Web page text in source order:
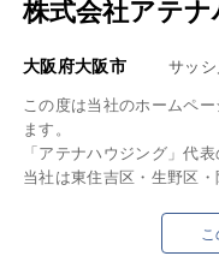
株式会社アテ
大阪府大阪市 サッ
この度は当社のホームペ
ます。
「アテナハウジング」代
当社は東住吉区・生野区